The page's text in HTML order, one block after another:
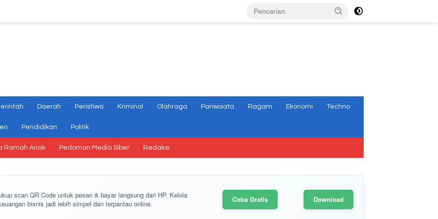
Daerah Peristiwa Kriminal Olahraga Pariwisata Ragam Ekonomi Techno
Pendidikan Politik
Ramah Anak Pedoman Media Siber Redaksi
scan QR Code untuk pesan & bayar langsung dari HP. Kelola
bisnis jadi lebih simpel dan terpantau online.
Coba Gratis Download